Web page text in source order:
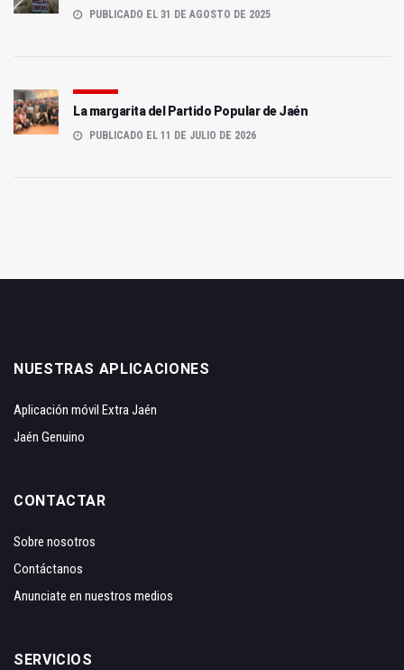
PUBLICADO EL 31 DE AGOSTO DE 2025
La margarita del Partido Popular de Jaén
PUBLICADO EL 11 DE JULIO DE 2026
NUESTRAS APLICACIONES
Aplicación móvil Extra Jaén
Jaén Genuino
CONTACTAR
Sobre nosotros
Contáctanos
Anunciate en nuestros medios
SERVICIOS